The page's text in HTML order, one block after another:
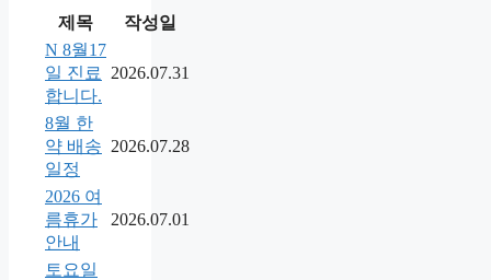
제목
작성일
N 8월17
일 진료
합니다.
2026.07.31
8월 한
약 배송
일정
2026.07.28
2026 여
름휴가
안내
2026.07.01
토요일